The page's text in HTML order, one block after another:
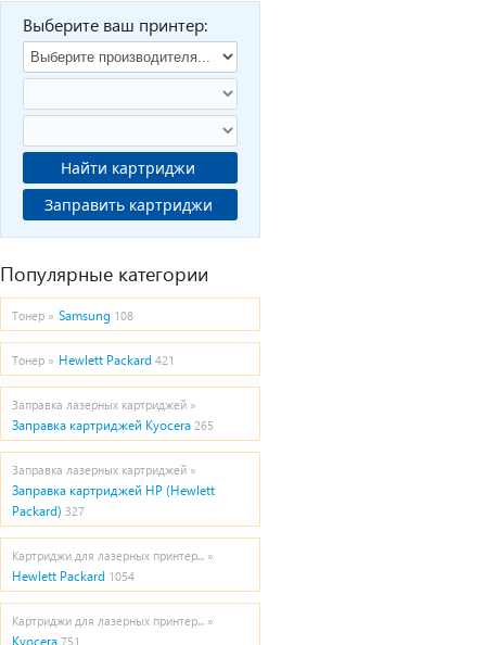
Выберите ваш принтер:
Найти картриджи
Заправить картриджи
Популярные категории
Тонер » Samsung 108
Тонер » Hewlett Packard 421
Заправка лазерных картриджей »
Заправка картриджей Kyocera 265
Заправка лазерных картриджей »
Заправка картриджей HP (Hewlett
Packard) 327
Картриджи для лазерных принтер... »
Hewlett Packard 1054
Картриджи для лазерных принтер... »
Kyocera 751